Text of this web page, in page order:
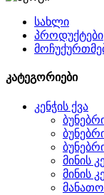
სახლი
პროდუქტები
კატეგორიები
კენჭის ქვა
მინის
მინის